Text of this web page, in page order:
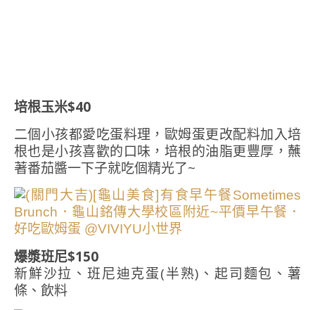
培根玉米$40
二個小孩都愛吃蛋料理，歐姆蛋更改配料加入培
根也是小孩喜歡的口味，培根的油脂更豐厚，蘸
著番茄醬一下子就吃個精光了~
爆漿班尼$150
新鮮沙拉、班尼迪克蛋(半熟)、起司麵包、薯
條、飲料